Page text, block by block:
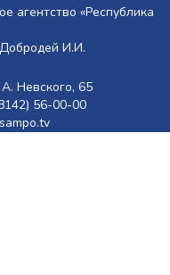
агентство «Республика
И.И.
Невского, 65
56-00-00